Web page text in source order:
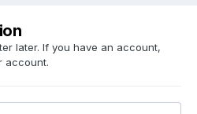
later. If you have an account,
account.